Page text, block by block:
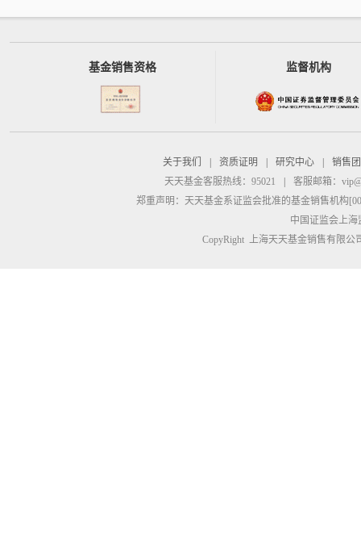
基金销售资格 监督机构
关于我们 资质证明 研究中心
销售
天天基金客服热线：95021
客服邮箱：
郑重声明： 天天基金系证监会批准的基金销售机构
中国证监会上
CopyRight 上海天天基金销售有限